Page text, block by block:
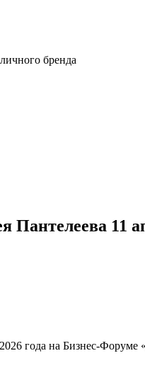
бренда
11
года на Бизнес-Форуме